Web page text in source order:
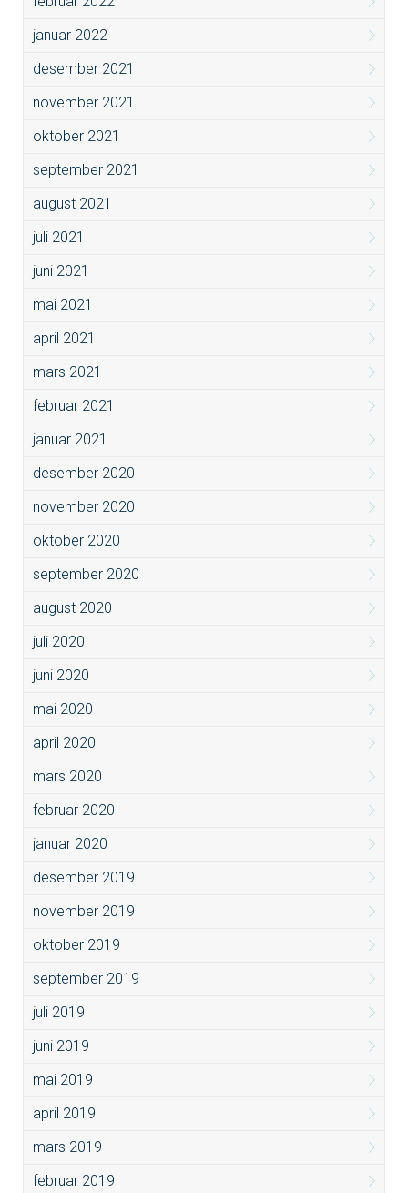
januar 2022
desember 2021
november 2021
oktober 2021
september 2021
august 2021
juli 2021
juni 2021
mai 2021
april 2021
mars 2021
februar 2021
januar 2021
desember 2020
november 2020
oktober 2020
september 2020
august 2020
juli 2020
juni 2020
mai 2020
april 2020
mars 2020
februar 2020
januar 2020
desember 2019
november 2019
oktober 2019
september 2019
juli 2019
juni 2019
mai 2019
april 2019
mars 2019
februar 2019